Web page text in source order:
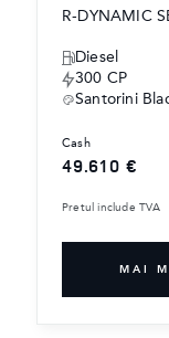
R-DYNAMIC
Diesel
300 CP
Santorini
cash
49.610 €
Pretul include TVA
MAI